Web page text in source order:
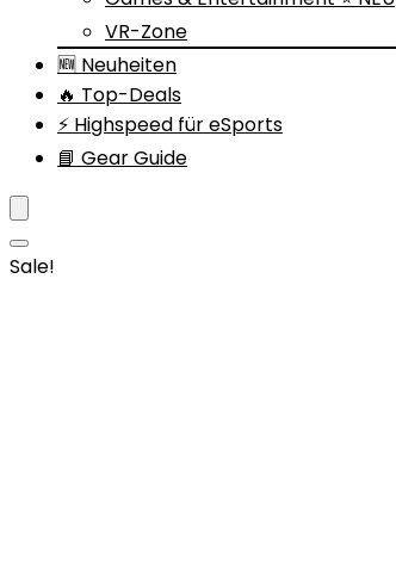
VR-Zone
🆕 Neuheiten
🔥 Top-Deals
⚡ Highspeed für eSports
📘 Gear Guide
Sale!